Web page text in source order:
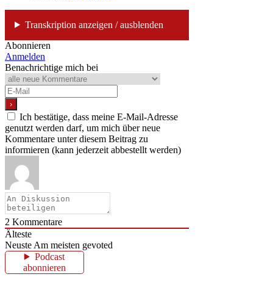
Transkription anzeigen / ausblenden
Abonnieren
Anmelden
Benachrichtige mich bei
Ich bestätige, dass meine E-Mail-Adresse
genutzt werden darf, um mich über neue
Kommentare unter diesem Beitrag zu
informieren (kann jederzeit abbestellt werden)
2 Kommentare
Älteste
Neuste Am meisten gevoted
Podcast
abonnieren